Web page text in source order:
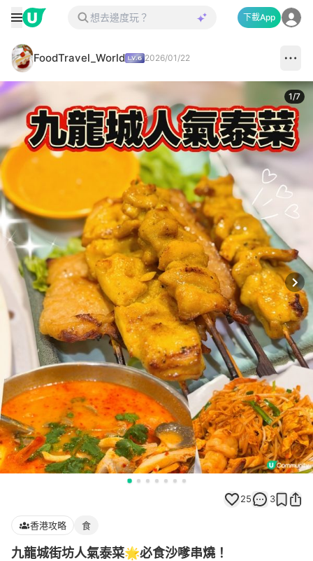
下載App
FoodTravel_World 2026/01/22
1/7
25 3
香港攻略 食
九龍城街坊人氣泰菜🌟必食沙嗲串燒！